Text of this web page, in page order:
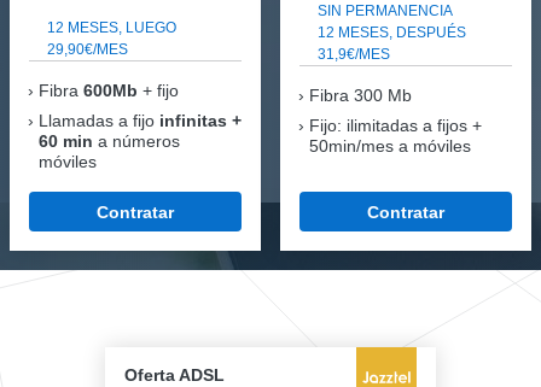
12 MESES, LUEGO
29,90€/MES
Fibra 600Mb + fijo
Llamadas a fijo infinitas +
60 min a números
móviles
Contratar
SIN PERMANENCIA
12 MESES, DESPUÉS
31,9€/MES
Fibra 300 Mb
Fijo: ilimitadas a fijos +
50min/mes a móviles
Contratar
Oferta ADSL